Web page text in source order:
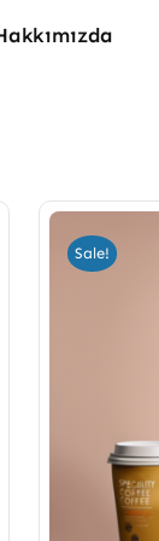
Sale!